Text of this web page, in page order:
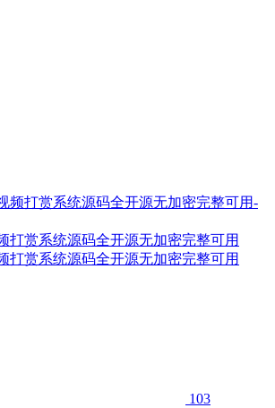
打赏系统源码全开源无加密完整可用
打赏系统源码全开源无加密完整可用
103